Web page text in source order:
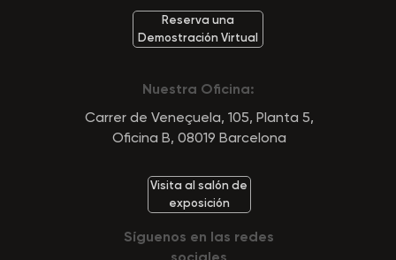
Nuestra Oficina:
Carrer de Veneçuela, 105, Planta 5,
Oficina B, 08019 Barcelona
Reserva una
Demostración Virtual
Visita al salón de
exposición
Síguenos en las redes